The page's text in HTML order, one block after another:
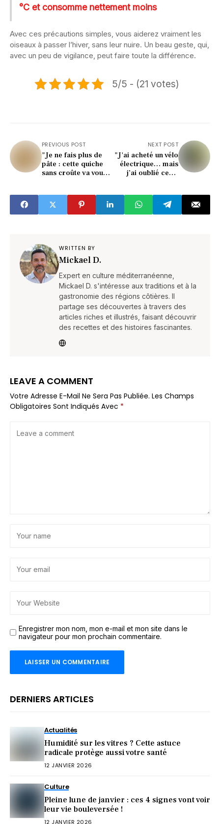
°C et consomme nettement moins
Avec ces précautions simples, vous aiderez vraiment les
oiseaux à passer l’hiver, sans leur nuire. Un beau geste, qui,
avec un peu de vigilance, peut faire toute la différence.
5/5 - (21 votes)
PREVIOUS POST
"Je ne fais plus de
pâte : cette quiche
sans croûte va vous
NEXT POST
"J'ai acheté un vélo
électrique… mais
j’ai oublié ces 5
WRITTEN BY
Mickael D.
Expert en culture méditerranéenne,
Mickael D. s'intéresse aux traditions et à la
gastronomie des régions côtières. Il
partage ses découvertes à travers des
articles riches et illustrés, faisant découvrir
des recettes et des histoires fascinantes.
LEAVE A COMMENT
Votre Adresse E-Mail Ne Sera Pas Publiée. Les Champs
Obligatoires Sont Indiqués Avec *
Enregistrer mon nom, mon e-mail et mon site dans le
navigateur pour mon prochain commentaire.
DERNIERS ARTICLES
Actualités
Humidité sur les vitres ? Cette astuce
radicale protège aussi votre santé
12 JANVIER 2026
Culture
Pleine lune de janvier : ces 4 signes vont voir
leur vie bouleversée !
12 JANVIER 2026